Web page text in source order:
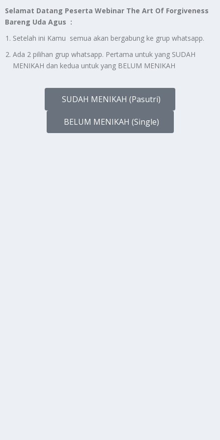
Selamat Datang Peserta Webinar The Art Of Forgiveness
Bareng Uda Agus :
Setelah ini Kamu semua akan bergabung ke grup whatsapp.
Ada 2 pilihan grup whatsapp. Pertama untuk yang SUDAH
MENIKAH dan kedua untuk yang BELUM MENIKAH
SUDAH MENIKAH (Pasutri)
BELUM MENIKAH (Single)